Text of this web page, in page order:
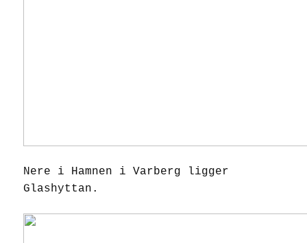
Nere i Hamnen i Varberg ligger
Glashyttan.